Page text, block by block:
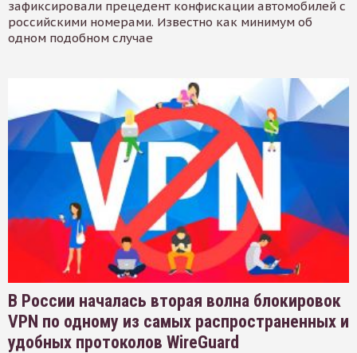
зафиксировали прецедент конфискации автомобилей с
российскими номерами. Известно как минимум об
одном подобном случае
В России началась вторая волна блокировок
VPN по одному из самых распространенных и
удобных протоколов WireGuard